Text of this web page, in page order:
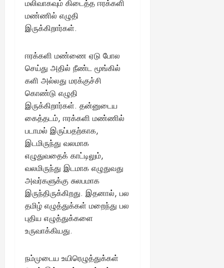
மலிவாகவும் கிடைத்த ஈரக்களி
மண்ணில் எழுதி
இருக்கிறார்கள்.
ஈரக்களி மண்ணை ஏடு போல
செய்து அதில் நீண்ட மூங்கில்
களி அல்லது மரக்குச்சி
கொண்டு எழுதி
இருக்கிறார்கள். தன்னுடைய
கைத்தடம், ஈரக்களி மண்ணில்
படாமல் இருப்பதற்காக,
இடமிருந்து வலமாக
எழுதுவதைக் காட்டிலும்,
வலமிருந்து இடமாக எழுதுவது
அவர்களுக்கு சுலபமாக
இருந்திருக்கிறது. இதனால், பல
தமிழ் எழுத்துக்கள் மறைந்து பல
புதிய எழுத்துக்களை
உருவாக்கியது.
நம்முடைய உயிரெழுத்துக்கள்